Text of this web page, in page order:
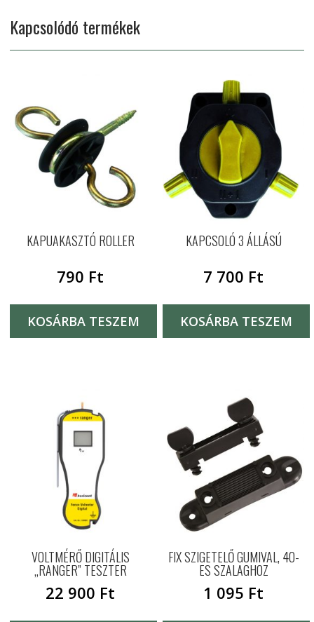
Kapcsolódó termékek
KAPUAKASZTÓ ROLLER
790 Ft
KOSÁRBA TESZEM
KAPCSOLÓ 3 ÁLLÁSÚ
7 700 Ft
KOSÁRBA TESZEM
VOLTMÉRŐ DIGITÁLIS
„RANGER” TESZTER
22 900 Ft
FIX SZIGETELŐ GUMIVAL, 40-
ES SZALAGHOZ
1 095 Ft